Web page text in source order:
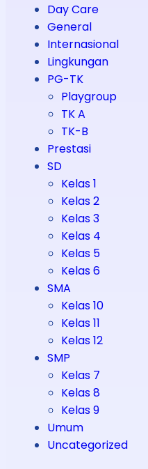
Day Care
General
Internasional
Lingkungan
PG-TK
Playgroup
TK A
TK-B
Prestasi
SD
Kelas 1
Kelas 2
Kelas 3
Kelas 4
Kelas 5
Kelas 6
SMA
Kelas 10
Kelas 11
Kelas 12
SMP
Kelas 7
Kelas 8
Kelas 9
Umum
Uncategorized